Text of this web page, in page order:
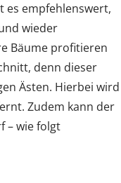
es empfehlenswert,
wieder
Bäume profitieren
denn dieser
Ästen. Hierbei wird
Zudem kann der
– wie folgt